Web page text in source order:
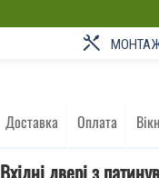
Доставка Оплата
Вхідні двері з